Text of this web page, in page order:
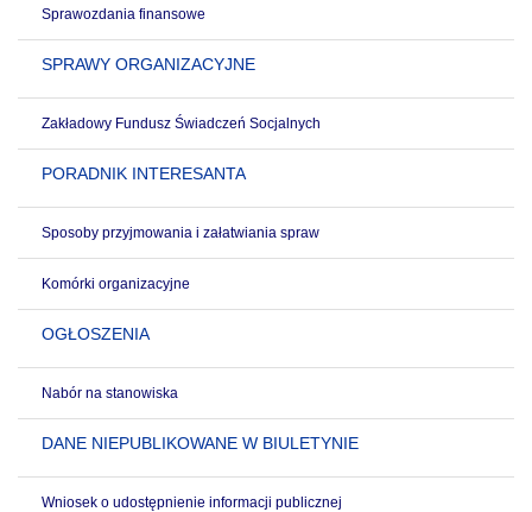
Sprawozdania finansowe
SPRAWY ORGANIZACYJNE
Zakładowy Fundusz Świadczeń Socjalnych
PORADNIK INTERESANTA
Sposoby przyjmowania i załatwiania spraw
Komórki organizacyjne
OGŁOSZENIA
Nabór na stanowiska
DANE NIEPUBLIKOWANE W BIULETYNIE
Wniosek o udostępnienie informacji publicznej